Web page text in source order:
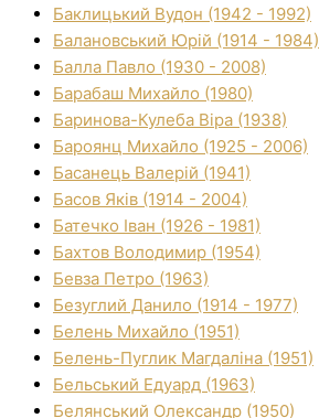
Баклицький Вудон (1942 - 1992)
Балановський Юрій (1914 - 1984)
Балла Павло (1930 - 2008)
Барабаш Михайло (1980)
Баринова-Кулеба Віра (1938)
Бароянц Михайло (1925 - 2006)
Басанець Валерій (1941)
Басов Яків (1914 - 2004)
Батечко Іван (1926 - 1981)
Бахтов Володимир (1954)
Бевза Петро (1963)
Безуглий Данило (1914 - 1977)
Белень Михайло (1951)
Белень-Пуглик Магдаліна (1951)
Бельський Едуард (1963)
Белянський Олександр (1950)